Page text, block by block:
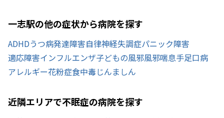
一志駅の他の症状から病院を探す
ADHDうつ病発達障害自律神経失調症パニック障害
適応障害インフルエンザ子どもの風邪風邪喘息手足口病
アレルギー花粉症食中毒じんましん
近隣エリアで不眠症の病院を探す